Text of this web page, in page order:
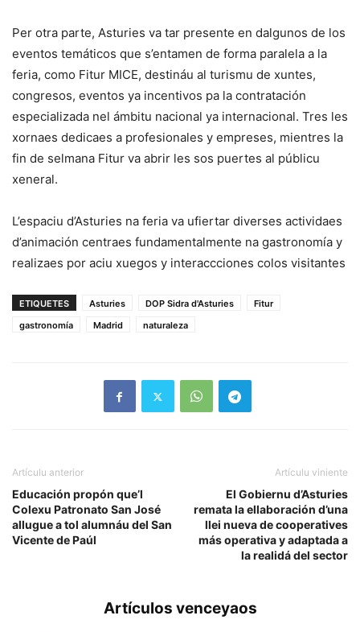
Per otra parte, Asturies va tar presente en dalgunos de los
eventos temáticos que s’entamen de forma paralela a la
feria, como Fitur MICE, destináu al turismu de xuntes,
congresos, eventos ya incentivos pa la contratación
especializada nel ámbitu nacional ya internacional. Tres les
xornaes dedicaes a profesionales y empreses, mientres la
fin de selmana Fitur va abrir les sos puertes al públicu
xeneral.
L’espaciu d’Asturies na feria va ufiertar diverses actividaes
d’animación centraes fundamentalmente na gastronomía y
realizaes por aciu xuegos y interaccciones colos visitantes
ETIQUETES Asturies DOP Sidra d'Asturies
Fitur
gastronomía
Madrid naturaleza
Artículu anterior
Educación propón que’l
Colexu Patronato San José
allugue a tol alumnáu del San
Vicente de Paúl
Artículu viniente
El Gobiernu d’Asturies
remata la ellaboración d’una
llei nueva de cooperatives
más operativa y adaptada a
la realidá del sector
Artículos venceyaos